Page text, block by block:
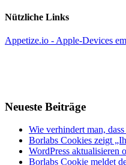
Nützliche Links
Appetize.io - Apple-Devices
Neueste Beiträge
Wie verhindert man,
Borlabs Cookies zeigt
WordPress aktualisieren
Borlabs Cookie meldet